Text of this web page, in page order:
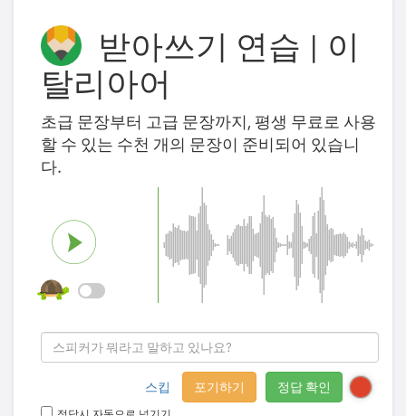
받아쓰기 연습 | 이
탈리아어
초급 문장부터 고급 문장까지, 평생 무료로 사용
할 수 있는 수천 개의 문장이 준비되어 있습니
다.
정답 확인
포기하기
스킵